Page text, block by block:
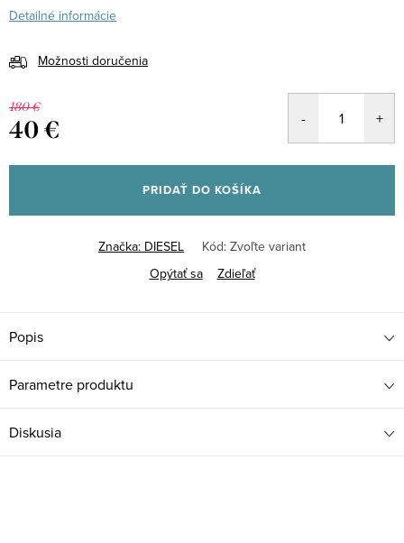
Detailné informácie
Možnosti doručenia
180 €
40 €
cena:
PRIDAŤ DO KOŠÍKA
Značka: DIESEL Kód: Zvoľte variant
Opýtať sa
Zdieľať
Popis
Parametre produktu
Diskusia